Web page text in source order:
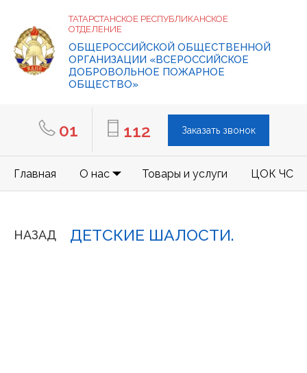
ТАТАРСТАНСКОЕ РЕСПУБЛИКАНСКОЕ
ОТДЕЛЕНИЕ
ОБЩЕРОССИЙСКОЙ ОБЩЕСТВЕННОЙ
ОРГАНИЗАЦИИ «ВСЕРОССИЙСКОЕ
ДОБРОВОЛЬНОЕ ПОЖАРНОЕ
ОБЩЕСТВО»
01 112 Заказать звонок
Главная О нас Товары и услуги ЦОК ЧС
НАЗАД ДЕТСКИЕ ШАЛОСТИ.